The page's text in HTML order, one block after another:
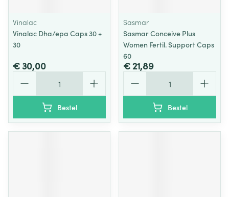
Vinalac
Vinalac Dha/epa Caps 30 +
30
€ 30,00
Bestel
Sasmar
Sasmar Conceive Plus
Women Fertil. Support Caps
60
€ 21,89
Bestel